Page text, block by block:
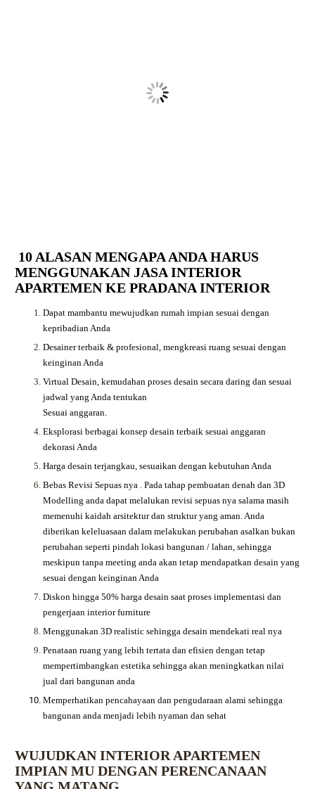
10 ALASAN MENGAPA ANDA HARUS
MENGGUNAKAN JASA INTERIOR
APARTEMEN KE PRADANA INTERIOR
Dapat mambantu mewujudkan rumah impian sesuai dengan
kepribadian Anda
Desainer terbaik & profesional, mengkreasi ruang sesuai dengan
keinginan Anda
Virtual Desain, kemudahan proses desain secara daring dan sesuai
jadwal yang Anda tentukan
Sesuai anggaran.
Eksplorasi berbagai konsep desain terbaik sesuai anggaran
dekorasi Anda
Harga desain terjangkau, sesuaikan dengan kebutuhan Anda
Bebas Revisi Sepuas nya .Pada tahap pembuatan denah dan 3D
Modelling anda dapat melalukan revisi sepuas nya salama masih
memenuhi kaidah arsitektur dan struktur yang aman. Anda
diberikan keleluasaan dalam melakukan perubahan asalkan bukan
perubahan seperti pindah lokasi bangunan / lahan, sehingga
meskipun tanpa meeting anda akan tetap mendapatkan desain yang
sesuai dengan keinginan Anda
Diskon hingga 50% harga desain saat proses implementasi dan
pengerjaan interior furniture
Menggunakan 3D realistic sehingga desain mendekati real nya
Penataan ruang yang lebih tertata dan efisien dengan tetap
mempertimbangkan estetika sehingga akan meningkatkan nilai
jual dari bangunan anda
Memperhatikan pencahayaan dan pengudaraan alami sehingga
bangunan anda menjadi lebih nyaman dan sehat
WUJUDKAN INTERIOR APARTEMEN
IMPIAN MU DENGAN PERENCANAAN